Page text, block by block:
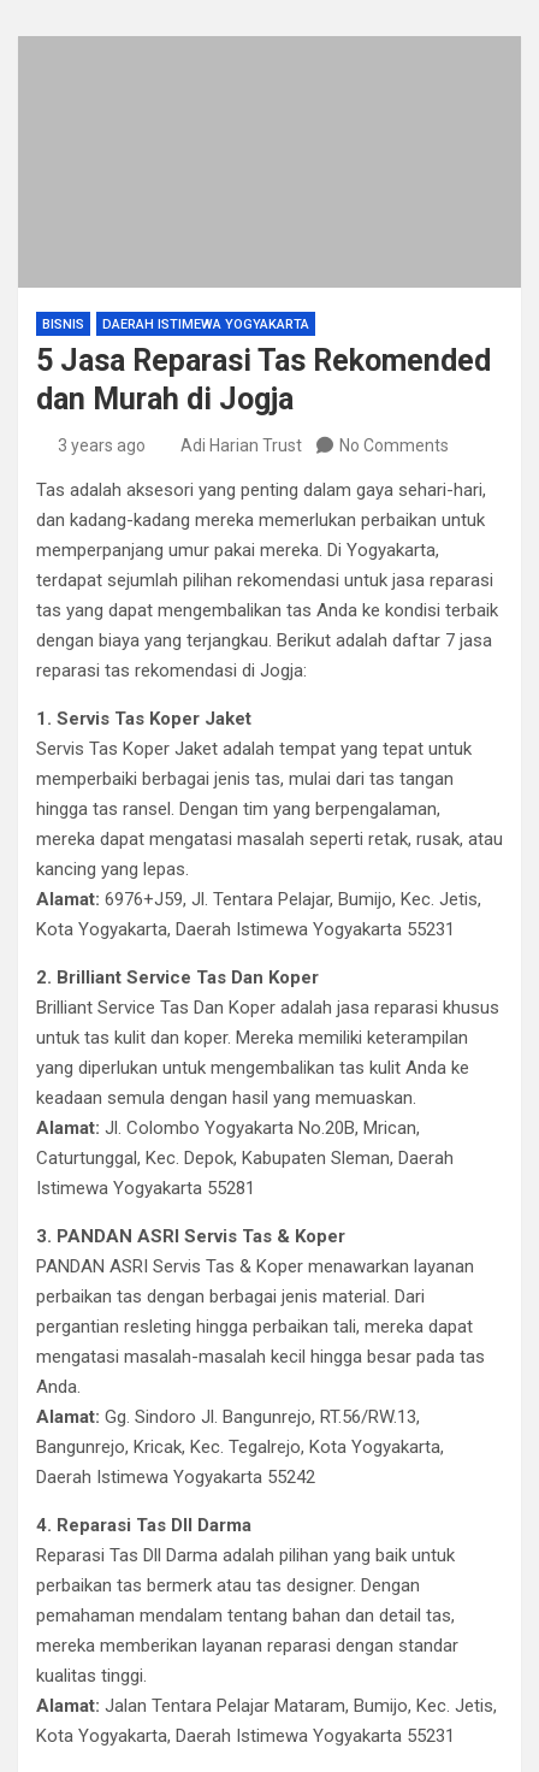
BISNIS DAERAH ISTIMEWA YOGYAKARTA
5 Jasa Reparasi Tas Rekomended
dan Murah di Jogja
3 years ago Adi Harian Trust No Comments
Tas adalah aksesori yang penting dalam gaya sehari-hari,
dan kadang-kadang mereka memerlukan perbaikan untuk
memperpanjang umur pakai mereka. Di Yogyakarta,
terdapat sejumlah pilihan rekomendasi untuk jasa reparasi
tas yang dapat mengembalikan tas Anda ke kondisi terbaik
dengan biaya yang terjangkau. Berikut adalah daftar 7 jasa
reparasi tas rekomendasi di Jogja:
1. Servis Tas Koper Jaket
Servis Tas Koper Jaket adalah tempat yang tepat untuk
memperbaiki berbagai jenis tas, mulai dari tas tangan
hingga tas ransel. Dengan tim yang berpengalaman,
mereka dapat mengatasi masalah seperti retak, rusak, atau
kancing yang lepas.
Alamat: 6976+J59, Jl. Tentara Pelajar, Bumijo, Kec. Jetis,
Kota Yogyakarta, Daerah Istimewa Yogyakarta 55231
2. Brilliant Service Tas Dan Koper
Brilliant Service Tas Dan Koper adalah jasa reparasi khusus
untuk tas kulit dan koper. Mereka memiliki keterampilan
yang diperlukan untuk mengembalikan tas kulit Anda ke
keadaan semula dengan hasil yang memuaskan.
Alamat: Jl. Colombo Yogyakarta No.20B, Mrican,
Caturtunggal, Kec. Depok, Kabupaten Sleman, Daerah
Istimewa Yogyakarta 55281
3. PANDAN ASRI Servis Tas & Koper
PANDAN ASRI Servis Tas & Koper menawarkan layanan
perbaikan tas dengan berbagai jenis material. Dari
pergantian resleting hingga perbaikan tali, mereka dapat
mengatasi masalah-masalah kecil hingga besar pada tas
Anda.
Alamat: Gg. Sindoro Jl. Bangunrejo, RT.56/RW.13,
Bangunrejo, Kricak, Kec. Tegalrejo, Kota Yogyakarta,
Daerah Istimewa Yogyakarta 55242
4. Reparasi Tas Dll Darma
Reparasi Tas Dll Darma adalah pilihan yang baik untuk
perbaikan tas bermerk atau tas designer. Dengan
pemahaman mendalam tentang bahan dan detail tas,
mereka memberikan layanan reparasi dengan standar
kualitas tinggi.
Alamat: Jalan Tentara Pelajar Mataram, Bumijo, Kec. Jetis,
Kota Yogyakarta, Daerah Istimewa Yogyakarta 55231